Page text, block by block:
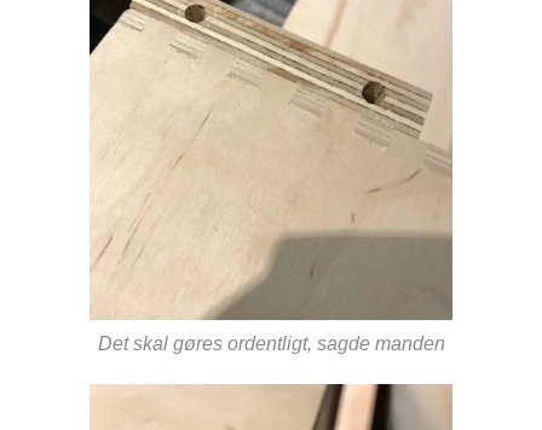
Det skal gøres ordentligt, sagde manden